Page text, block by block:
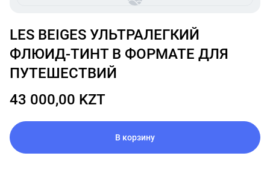
LES BEIGES УЛЬТРАЛЕГКИЙ
ФЛЮИД-ТИНТ В ФОРМАТЕ ДЛЯ
ПУТЕШЕСТВИЙ
43 000,00 KZT
В корзину